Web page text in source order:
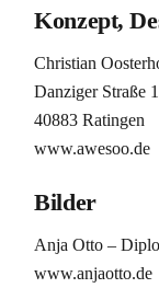
Konzept,
Christian
Danziger Straße
40883 Ratingen
www.awesoo.de
Bilder
Anja Otto –
www.anjaotto.de